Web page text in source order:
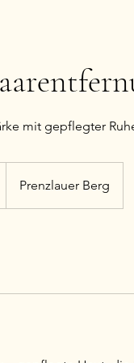
mit gepflegter
Prenzlauer Berg